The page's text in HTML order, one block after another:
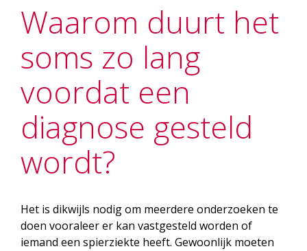
Waarom duurt het
soms zo lang
voordat een
diagnose gesteld
wordt?
Het is dikwijls nodig om meerdere onderzoeken te
doen vooraleer er kan vastgesteld worden of
iemand een spierziekte heeft. Gewoonlijk moeten